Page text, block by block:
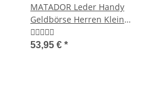
MATADOR Leder Handy
Geldbörse Herren Klein
AirTag RFID
53,95 € *